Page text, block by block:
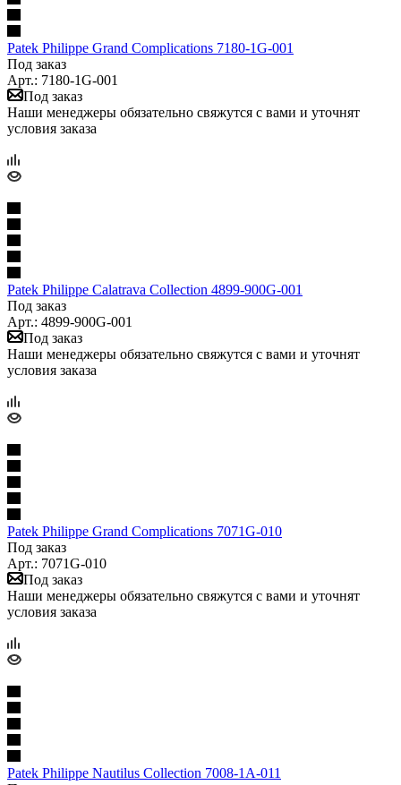
Patek Philippe Grand Complications 7180-1G-001
Под заказ
Арт.: 7180-1G-001
Под заказ
Наши менеджеры обязательно свяжутся с вами и уточнят
условия заказа
Patek Philippe Calatrava Collection 4899-900G-001
Под заказ
Арт.: 4899-900G-001
Под заказ
Наши менеджеры обязательно свяжутся с вами и уточнят
условия заказа
Patek Philippe Grand Complications 7071G-010
Под заказ
Арт.: 7071G-010
Под заказ
Наши менеджеры обязательно свяжутся с вами и уточнят
условия заказа
Patek Philippe Nautilus Collection 7008-1A-011